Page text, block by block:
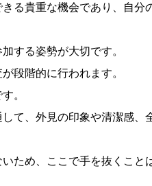
る貴重な機会であり、自分
する姿勢が大切です。
段階的に行われます。
。
て、外見の印象や清潔感、
ため、ここで手を抜くこと